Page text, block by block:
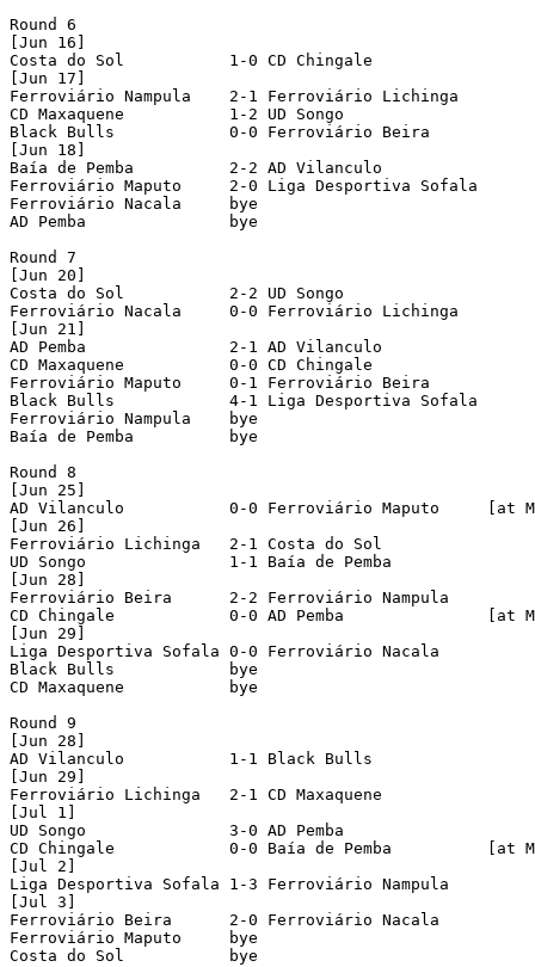
Round 6
[Jun 16]
Costa do Sol           1-0 CD Chingale
[Jun 17]
Ferroviário Nampula    2-1 Ferroviário Lichinga
CD Maxaquene           1-2 UD Songo
Black Bulls            0-0 Ferroviário Beira
[Jun 18]
Baía de Pemba          2-2 AD Vilanculo
Ferroviário Maputo     2-0 Liga Desportiva Sofala
Ferroviário Nacala     bye
AD Pemba               bye
Round 7
[Jun 20]
Costa do Sol           2-2 UD Songo
Ferroviário Nacala     0-0 Ferroviário Lichinga
[Jun 21]
AD Pemba               2-1 AD Vilanculo
CD Maxaquene           0-0 CD Chingale
Ferroviário Maputo     0-1 Ferroviário Beira
Black Bulls            4-1 Liga Desportiva Sofala
Ferroviário Nampula    bye
Baía de Pemba          bye
Round 8
[Jun 25]
AD Vilanculo           0-0 Ferroviário Maputo     [at
[Jun 26]
Ferroviário Lichinga   2-1 Costa do Sol
UD Songo               1-1 Baía de Pemba
[Jun 28]
Ferroviário Beira      2-2 Ferroviário Nampula
CD Chingale            0-0 AD Pemba               [at
[Jun 29]
Liga Desportiva Sofala 0-0 Ferroviário Nacala
Black Bulls            bye
CD Maxaquene           bye
Round 9
[Jun 28]
AD Vilanculo           1-1 Black Bulls
[Jun 29]
Ferroviário Lichinga   2-1 CD Maxaquene
[Jul 1]
UD Songo               3-0 AD Pemba
CD Chingale            0-0 Baía de Pemba          [at
[Jul 2]
Liga Desportiva Sofala 1-3 Ferroviário Nampula
[Jul 3]
Ferroviário Beira      2-0 Ferroviário Nacala
Ferroviário Maputo     bye
Costa do Sol           bye